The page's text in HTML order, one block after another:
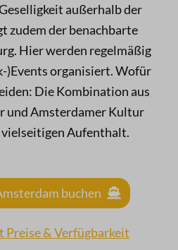
außerhalb der
zudem der benachbarte
Hier werden regelmäßig
)Events organisiert. Wofür
Die Kombination aus
und Amsterdamer Kultur
Aufenthalt.
buchen
Preise & Verfügbarkeit